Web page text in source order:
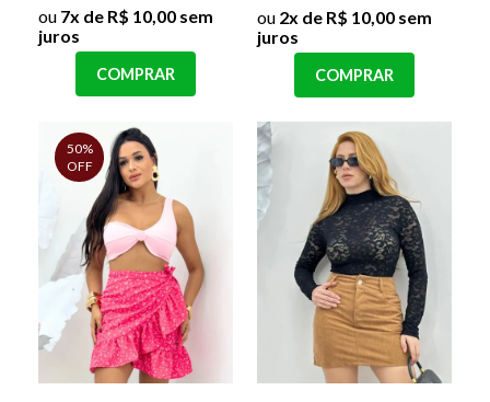
ou 7x de R$ 10,00 sem
juros
COMPRAR
ou 2x de R$ 10,00 sem
juros
COMPRAR
50%
OFF